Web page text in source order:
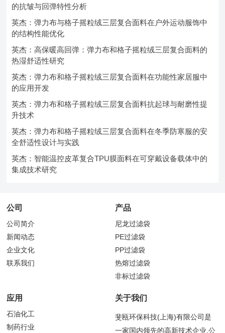
的抗皱与回弹特性分析
英杰：弹力布与格子摇粒绒三层复合面料在户外运动服饰中
的结构性能优化
英杰：高保暖高回弹：弹力布和格子摇粒绒三层复合面料的
热湿舒适性研究
英杰：弹力布和格子摇粒绒三层复合面料在功能性家居服中
的应用开发
英杰：弹力布和格子摇粒绒三层复合面料抗起球与耐磨性提
升技术
英杰：弹力布和格子摇粒绒三层复合面料在冬季防寒服的安
全舒适性设计与实践
英杰：智能温控皮革复合TPU膜面料在可穿戴设备载体中的
集成技术研究
公司
公司简介
新闻动态
企业文化
联系我们
产品
尼龙过滤袋
PE过滤袋
PP过滤袋
热熔过滤袋
非标过滤袋
应用
石油化工
制药行业
关于我们
斐瓯环保科技(上海)有限公司是
一家国内领先的高新技术企业,公